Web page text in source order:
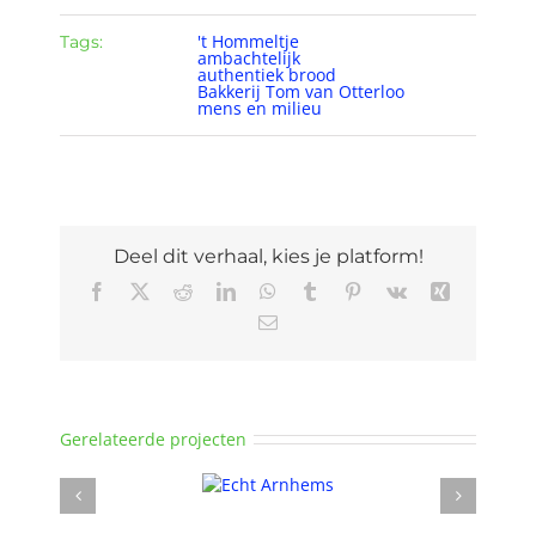
Tags: 't Hommeltje
ambachtelijk
authentiek brood
Bakkerij Tom van Otterloo
mens en milieu
Deel dit verhaal, kies je platform!
Facebook RedditLinkedInWhatsApp
Tumblr Pinterest
Vk
E-
Gerelateerde projecten